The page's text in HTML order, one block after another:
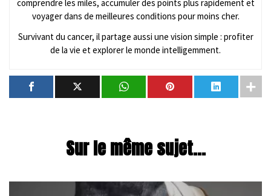
comprendre les miles, accumuler des points plus rapidement et
voyager dans de meilleures conditions pour moins cher.
Survivant du cancer, il partage aussi une vision simple : profiter
de la vie et explorer le monde intelligemment.
Sur le même sujet...